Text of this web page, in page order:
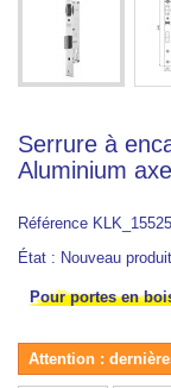
Serrure à
Aluminium
Référence
État : Nouveau produit
Pour portes en
Attention :